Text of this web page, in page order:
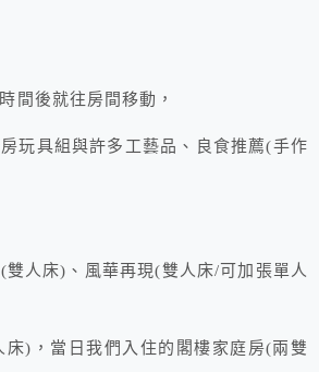
間後就往房間移動，
玩具組與許多工藝品、良食推薦(手作
雙人床)、風華再現(雙人床/可加張單人
床)，當日我們入住的閣樓家庭房(兩雙